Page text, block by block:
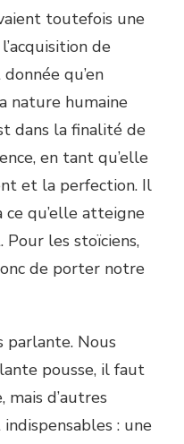
toutefois une
de
qu’en
nature humaine
dans la finalité de
en tant qu’elle
et la perfection. Il
ce qu’elle atteigne
Pour les stoïciens,
de porter notre
parlante. Nous
pousse, il faut
d’autres
: une